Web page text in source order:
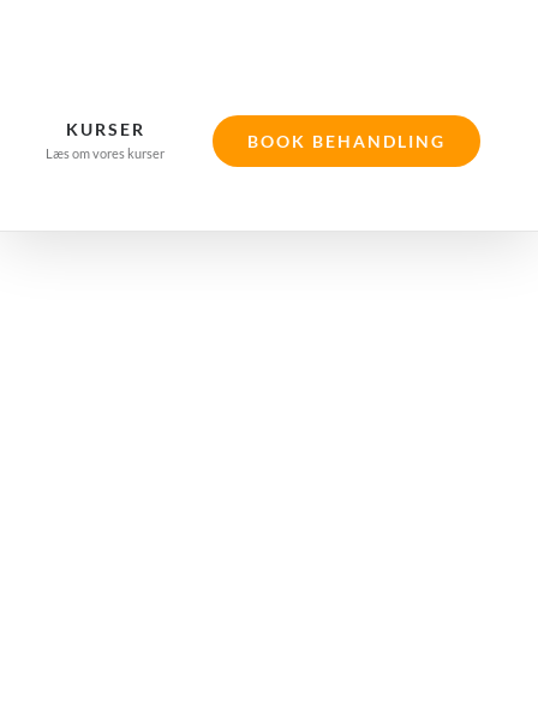
KURSER
Læs om vores kurser
BOOK BEHANDLING